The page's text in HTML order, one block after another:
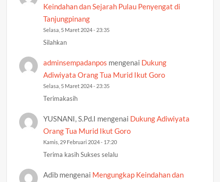
Keindahan dan Sejarah Pulau Penyengat di
Tanjungpinang
Selasa, 5 Maret 2024 - 23:35
Silahkan
adminsempadanpos mengenai Dukung
Adiwiyata Orang Tua Murid Ikut Goro
Selasa, 5 Maret 2024 - 23:35
Terimakasih
YUSNANI, S.Pd.I mengenai Dukung Adiwiyata
Orang Tua Murid Ikut Goro
Kamis, 29 Februari 2024 - 17:20
Terima kasih Sukses selalu
Adib mengenai Mengungkap Keindahan dan